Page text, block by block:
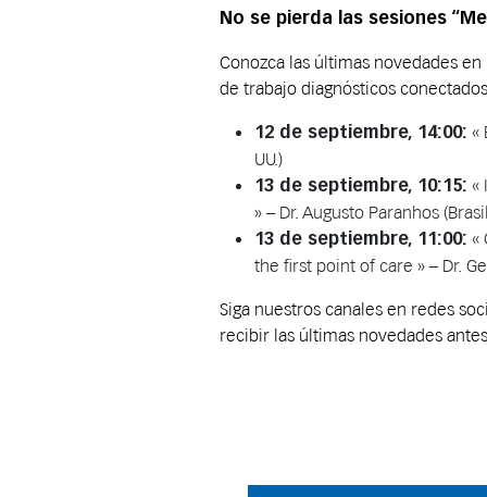
No se pierda las sesiones
Conozca las últimas novedades
de trabajo diagnósticos
12 de septiembre, 14:00: «
UU.)
13 de septiembre, 10:15: «
» – Dr. Augusto Paranhos
13 de septiembre, 11:00: «
the first point of care » – Dr.
Siga nuestros canales en redes
recibir las últimas novedades antes